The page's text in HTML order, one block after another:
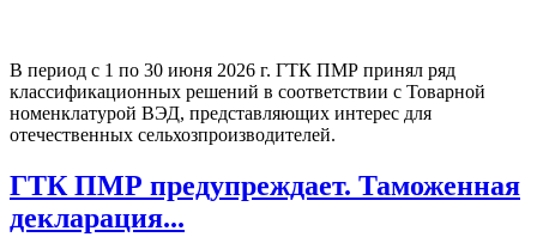
В период с 1 по 30 июня 2026 г. ГТК ПМР принял ряд
классификационных решений в соответствии с Товарной
номенклатурой ВЭД, представляющих интерес для
отечественных сельхозпроизводителей.
ГТК ПМР предупреждает. Таможенная
декларация...